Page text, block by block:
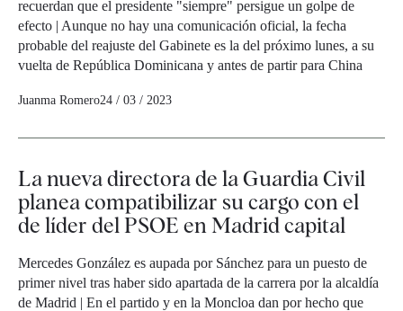
recuerdan que el presidente "siempre" persigue un golpe de
efecto | Aunque no hay una comunicación oficial, la fecha
probable del reajuste del Gabinete es la del próximo lunes, a su
vuelta de República Dominicana y antes de partir para China
Juanma Romero24 / 03 / 2023
La nueva directora de la Guardia Civil
planea compatibilizar su cargo con el
de líder del PSOE en Madrid capital
Mercedes González es aupada por Sánchez para un puesto de
primer nivel tras haber sido apartada de la carrera por la alcaldía
de Madrid | En el partido y en la Moncloa dan por hecho que